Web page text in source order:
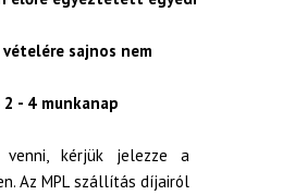
sajnos nem
- 4 munkanap
venni, kérjük jelezze a
Az MPL szállítás díjairól